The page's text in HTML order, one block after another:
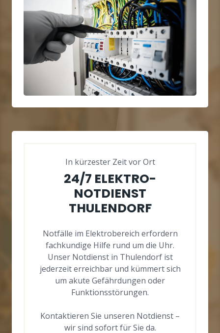
In kürzester Zeit vor Ort
24/7 ELEKTRO-
NOTDIENST
THULENDORF
Notfälle im Elektrobereich erfordern
fachkundige Hilfe rund um die Uhr.
Unser Notdienst in Thulendorf ist
jederzeit erreichbar und kümmert sich
um akute Gefährdungen oder
Funktionsstörungen.
Kontaktieren Sie unseren Notdienst –
wir sind sofort für Sie da.